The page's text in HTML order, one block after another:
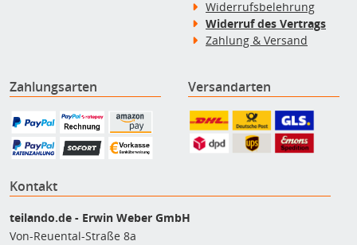
Widerrufsbelehrung
Widerruf des Vertrags
Zahlung & Versand
Zahlungsarten Versandarten
Kontakt
teilando.de - Erwin Weber GmbH
Von-Reuental-Straße 8a